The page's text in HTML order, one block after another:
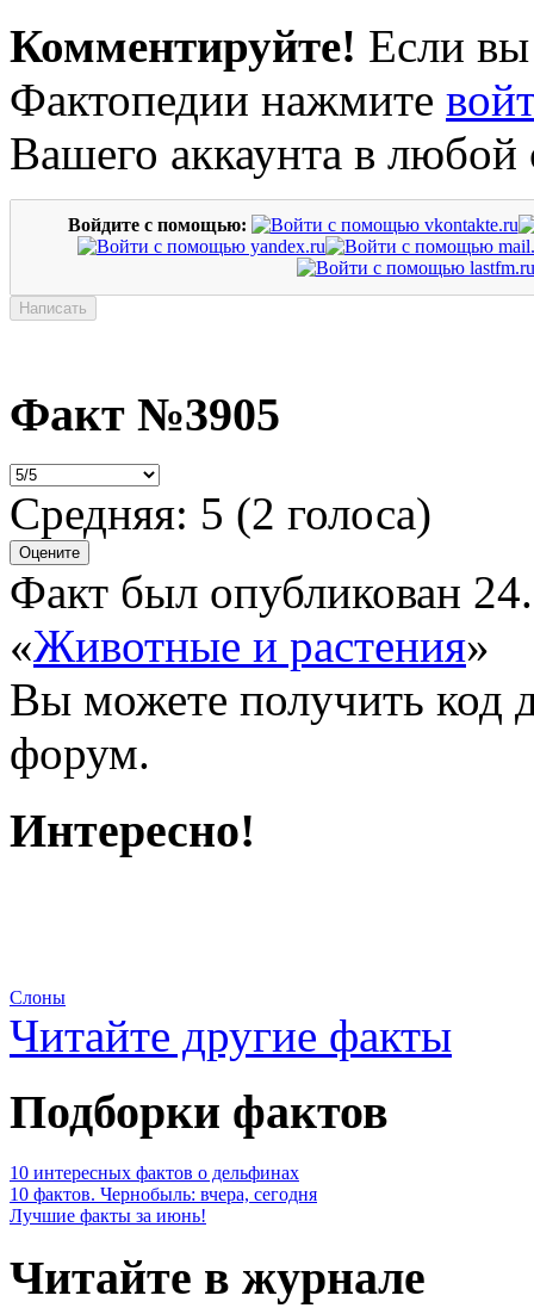
Комментируйте! Если вы
Фактопедии нажмите
Вашего аккаунта в любой
Войдите с помощью:
Факт №3905
Средняя: 5 (2 голоса)
Факт был опубликован
«Животные и растения»
Вы можете получить код
форум.
Интересно!
Слоны
Читайте другие факты
Подборки фактов
10 интересных фактов о дельфинах
10 фактов. Чернобыль: вчера, сегодня
Лучшие факты за июнь!
Читайте в журнале